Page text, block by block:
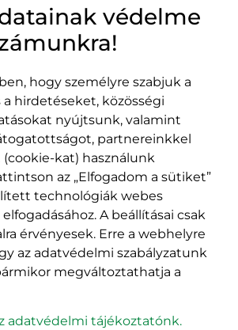
Impresszum
szabályzat
EPP program
Hossu) utca, 41.
250 321
400489 Kolozsvár,
Majális utca, 60.
szám
tel/fax:0264 590 758
email:
office@rmdsz.ro
védelme
hogy személyre szabjuk a
hirdetéseket, közösségi
nyújtsunk, valamint
partnereinkkel
kat) használunk
az „Elfogadom a sütiket”
technológiák webes
A beállításai csak
érvényesek. Erre a webhelyre
az adatvédelmi szabályzatunk
megváltoztathatja a
adatvédelmi tájékoztatónk.